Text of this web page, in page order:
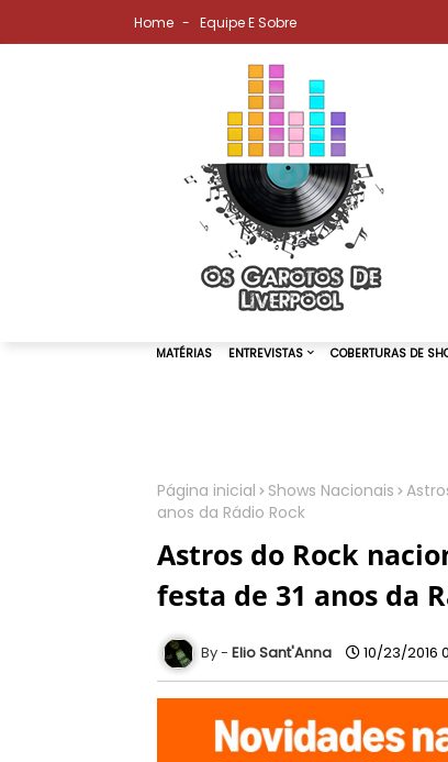
Home Equipe E Sobre
Página inicial Shows Nacionais
anos da Rádio Rock
Astros do Rock
festa de 31 anos da
Elio Sant'Anna 10/23/2016